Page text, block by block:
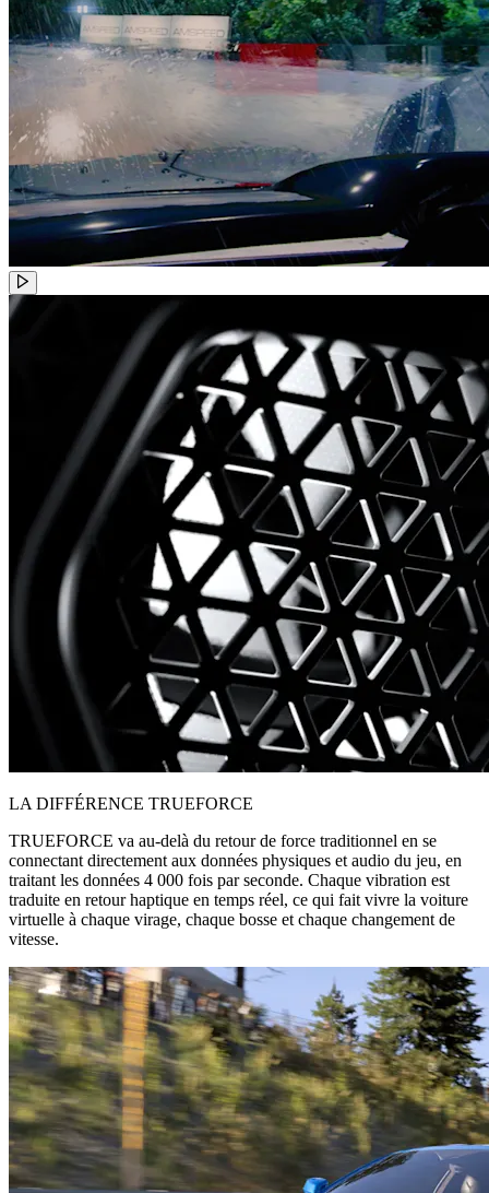
LA DIFFÉRENCE TRUEFORCE
TRUEFORCE va au-delà du retour de force traditionnel en se
connectant directement aux données physiques et audio du jeu, en
traitant les données 4 000 fois par seconde. Chaque vibration est
traduite en retour haptique en temps réel, ce qui fait vivre la voiture
virtuelle à chaque virage, chaque bosse et chaque changement de
vitesse.